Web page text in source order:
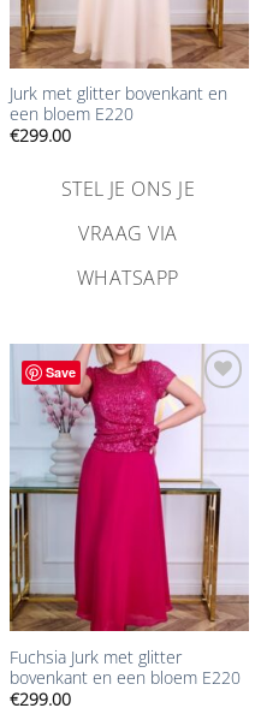
Jurk met glitter bovenkant en
een bloem E220
€299.00
STEL JE ONS JE
VRAAG VIA
WHATSAPP
Save
Aan
verlanglijst
Fuchsia Jurk met glitter
bovenkant en een bloem E220
€299.00